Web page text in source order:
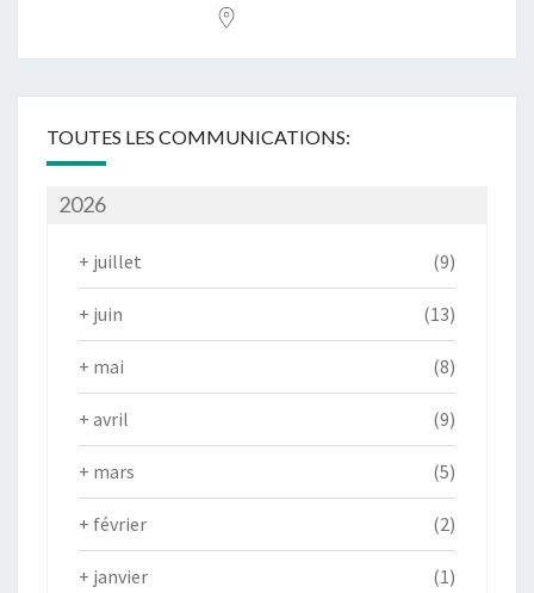
TOUTES LES COMMUNICATIONS:
2026
+ juillet (9)
+ juin (13)
+ mai (8)
+ avril (9)
+ mars (5)
+ février (2)
+ janvier (1)